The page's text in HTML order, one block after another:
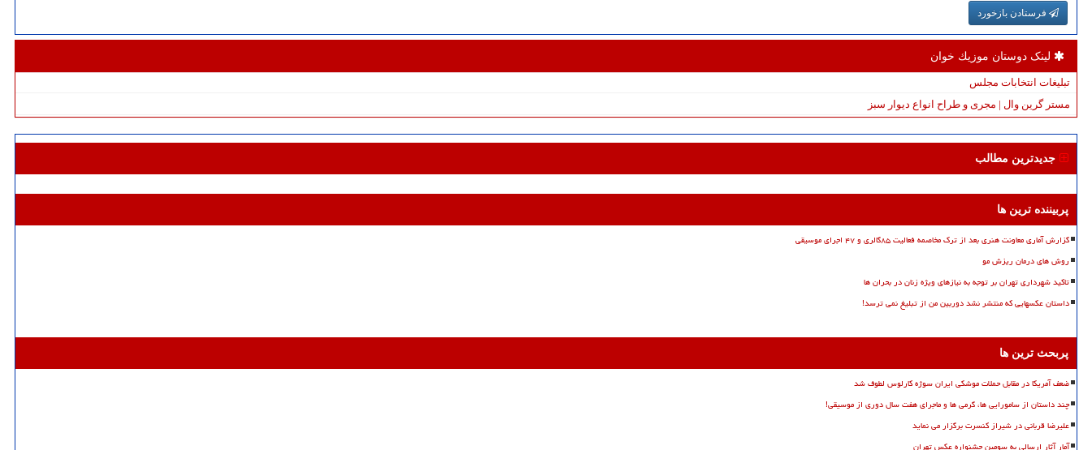
فرستادن بازخورد
لینک دوستان موزیك خوان
تبلیغات انتخابات مجلس
مستر گرین وال | مجری و طراح انواع دیوار سبز
جدیدترین مطالب
پربیننده ترین ها
گزارش آماری معاونت هنری بعد از ترک مخاصمه فعالیت ۸۵گالری و ۴۷ اجرای موسیقی
روش های درمان ریزش مو
تاکید شهرداری تهران بر توجه به نیازهای ویژه زنان در بحران ها
داستان عکسهایی که منتشر نشد دوربین من از تبلیغ نمی ترسد!
پربحث ترین ها
ضعف آمریکا در مقابل حملات موشکی ایران سوژه کارلوس لطوف شد
چند داستان از سامورایی ها، گرمی ها و ماجرای هفت سال دوری از موسیقی!
علیرضا قربانی در شیراز کنسرت برگزار می نماید
آمار آثار ارسالی به سومین جشنواره عکس تهران